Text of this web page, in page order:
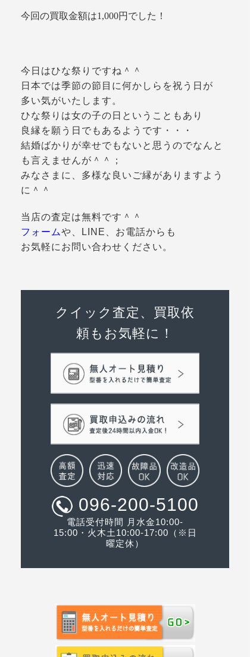
今回の買取金額は1,000円でした！
今日はひな祭りですね＾＾
日本では季節の節目に何かしらを祝う日が
多い気がいたします。
ひな祭りは女の子の日ということもあり
良縁を願う日でもあるようです・・・
結婚ばかりが幸せでもないと思うのでなんと
も言えませんが＾＾；
みなさまに、多様な良いご縁がありますよう
に＾＾
当店の査定は無料です＾＾
フォームや、LINE、お電話からも
お気軽にお問い合わせください。
クイック査定、買取依
頼もお気軽に！
096-200-5100
電話受付時間 月水金10:00-
15:00・火木土10:00-17:00（※日
曜定休）